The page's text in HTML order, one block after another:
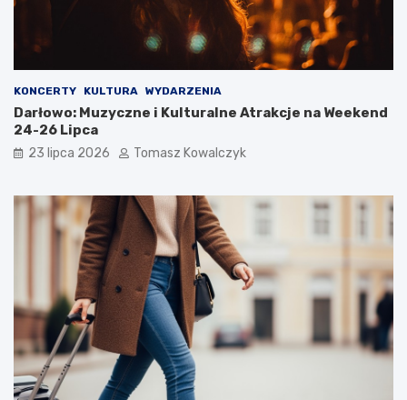
KONCERTY KULTURA WYDARZENIA
Darłowo: Muzyczne i Kulturalne Atrakcje na Weekend
24-26 Lipca
23 lipca 2026 Tomasz Kowalczyk